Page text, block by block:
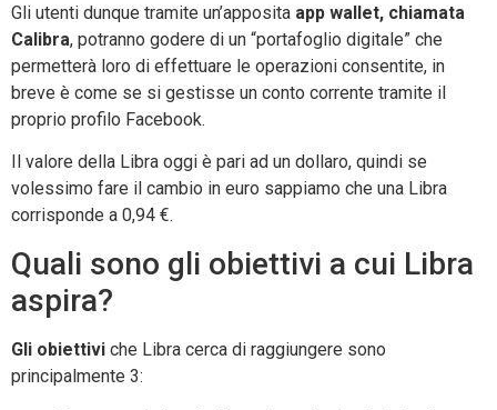
Gli utenti dunque tramite un’apposita app wallet, chiamata
Calibra, potranno godere di un “portafoglio digitale” che
permetterà loro di effettuare le operazioni consentite, in
breve è come se si gestisse un conto corrente tramite il
proprio profilo Facebook.
Il valore della Libra oggi è pari ad un dollaro, quindi se
volessimo fare il cambio in euro sappiamo che una Libra
corrisponde a 0,94 €.
Quali sono gli obiettivi a cui Libra
aspira?
Gli obiettivi che Libra cerca di raggiungere sono
principalmente 3: